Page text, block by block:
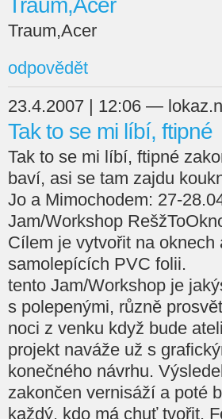
Traum,Acer
Traum,Acer
odpovědět
23.4.2007 | 12:06 —
Tak to se mi líbí, ftipné
Tak to se mi líbí, ftipné
baví, asi se tam zajdu
Jo a Mimochodem: 27-
Jam/Workshop
Cílem je vytvořit na
samolepících PVC folii.
tento Jam/Workshop je
s polepenými, různě
noci z venku když bude
projekt naváže už s
konečného návrhu.
zakončen vernisáží a poté
každý, kdo má chuť tvořit.